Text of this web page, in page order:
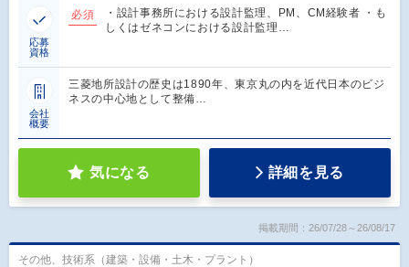
応募
資格
必須
・設計事務所における設計監理、PM、CM経験者 ・も
しくはゼネコンにおける設計監理…
会社
概要
三菱地所設計の歴史は1890年、東京丸の内を近代日本のビジ
ネスの中心地として整備…
気になる 詳細を見る
掲載期間：26/07/28～26/08/17
その他、技術系（建築・設備・土木・プラント）